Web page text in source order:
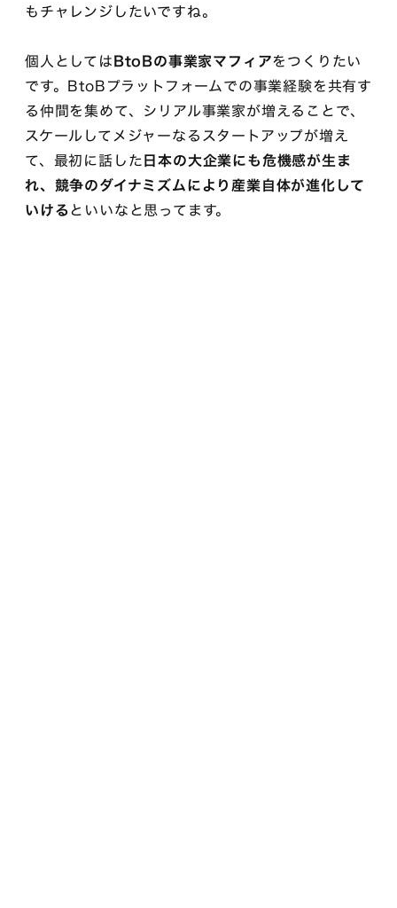
もチャレンジしたいですね。
個人としてはBtoBの事業家マフィアをつくりたい
です。BtoBプラットフォームでの事業経験を共有す
る仲間を集めて、シリアル事業家が増えることで、
スケールしてメジャーなるスタートアップが増え
て、最初に話した日本の大企業にも危機感が生ま
れ、競争のダイナミズムにより産業自体が進化して
いけるといいなと思ってます。